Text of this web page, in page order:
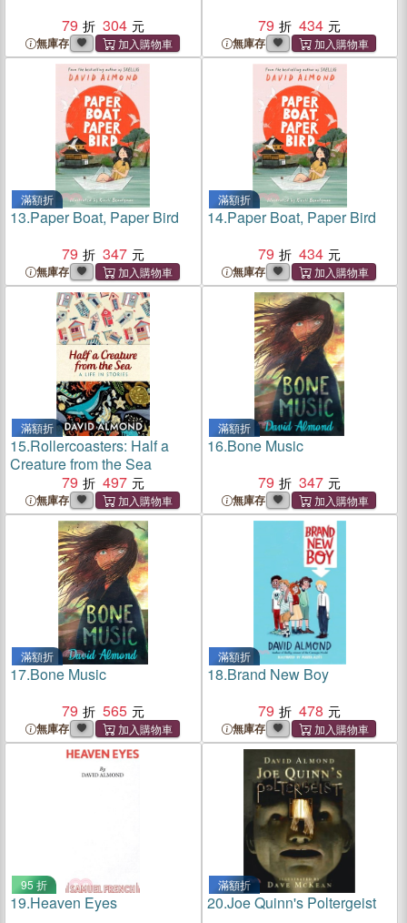
79
304
無庫存
79
434
無庫存
滿額折
13.Paper Boat, Paper Bird
79
347
無庫存
滿額折
14.Paper Boat, Paper Bird
79
434
無庫存
滿額折
15.Rollercoasters: Half a
Creature from the Sea
79
497
無庫存
滿額折
16.Bone Music
79
347
無庫存
滿額折
17.Bone Music
79
565
無庫存
滿額折
18.Brand New Boy
79
478
無庫存
95 折
19.Heaven Eyes
滿額折
20.Joe Quinn's Poltergeist